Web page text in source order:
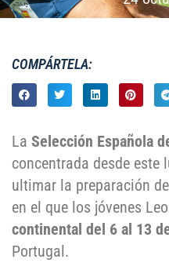
COMPÁRTELA:
La Selección Española
concentrada desde este
ultimar la preparación
en el que los jóvenes
continental del 6 al 13
Portugal.